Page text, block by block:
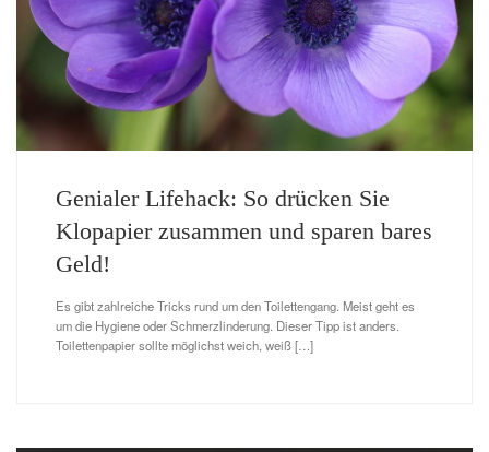
und Lacke
richtig?
Genialer Lifehack: So drücken Sie
Klopapier zusammen und sparen bares
Geld!
Es gibt zahlreiche Tricks rund um den Toilettengang. Meist geht es
um die Hygiene oder Schmerzlinderung. Dieser Tipp ist anders.
Toilettenpapier sollte möglichst weich, weiß […]